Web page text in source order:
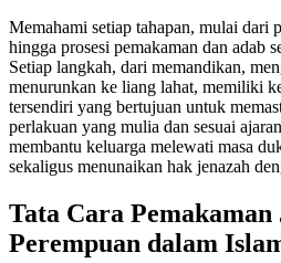
Memahami setiap tahapan, mulai dari
hingga prosesi pemakaman dan adab
Setiap langkah, dari memandikan,
menurunkan ke liang lahat, memiliki
tersendiri yang bertujuan untuk
perlakuan yang mulia dan sesuai
membantu keluarga melewati masa
sekaligus menunaikan hak jenazah
Tata Cara Pemakaman
Perempuan dalam